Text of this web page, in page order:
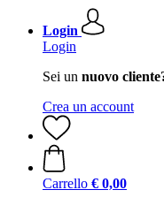
Login
Login
Sei un nuovo
Crea un account
Carrello € 0,00